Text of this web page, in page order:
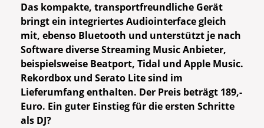
Das kompakte, transportfreundliche Gerät
bringt ein integriertes Audiointerface gleich
mit, ebenso Bluetooth und unterstützt je nach
Software diverse Streaming Music Anbieter,
beispielsweise Beatport, Tidal und Apple Music.
Rekordbox und Serato Lite sind im
Lieferumfang enthalten. Der Preis beträgt 189,-
Euro. Ein guter Einstieg für die ersten Schritte
als DJ?